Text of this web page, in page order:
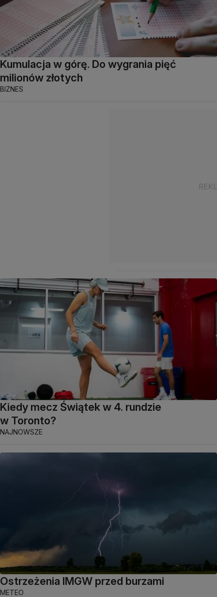
Kumulacja w górę. Do wygrania pięć
milionów złotych
BIZNES
Kiedy mecz Świątek w 4. rundzie
w Toronto?
NAJNOWSZE
Ostrzeżenia IMGW przed burzami
METEO